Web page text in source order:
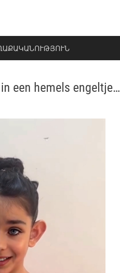
een hemels engeltje…